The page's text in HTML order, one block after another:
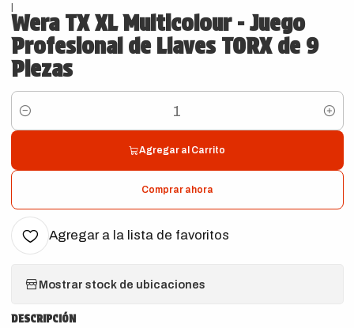
|
Wera TX XL Multicolour - Juego
Profesional de Llaves TORX de 9
Piezas
Cantidad
Agregar al Carrito
Comprar ahora
Agregar a la lista de favoritos
Mostrar stock de ubicaciones
DESCRIPCIÓN